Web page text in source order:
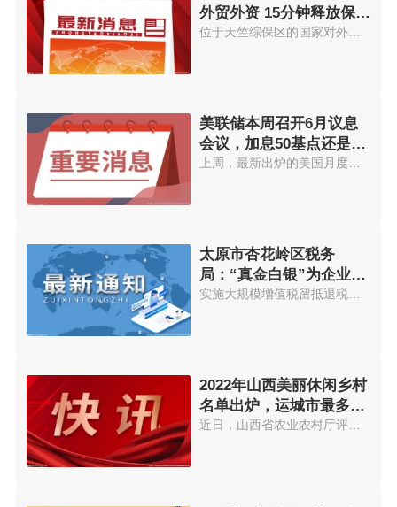
外贸外资 15分钟释放保证
金400万元
位于天竺综保区的国家对外文化贸...
美联储本周召开6月议息
会议，加息50基点还是75
个基点？
太原市杏花岭区税务
局：“真金白银”为企业发
展注入“强心剂”
2022年山西美丽休闲乡村
名单出炉，运城市最多，
7个村入选
近日，山西省农业农村厅评选出太...